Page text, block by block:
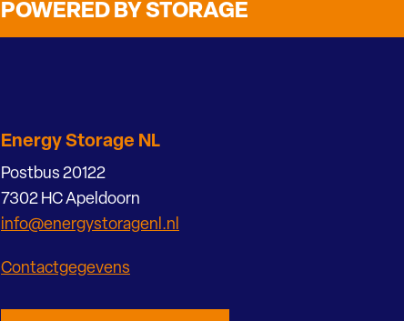
POWERED BY STORAGE
Energy Storage NL
Postbus 20122
7302 HC Apeldoorn
info@energystoragenl.nl
Contactgegevens